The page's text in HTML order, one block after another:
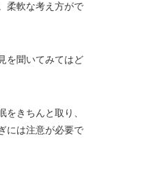
柔軟な考え方がで
を聞いてみてはど
きちんと取り、
には注意が必要で